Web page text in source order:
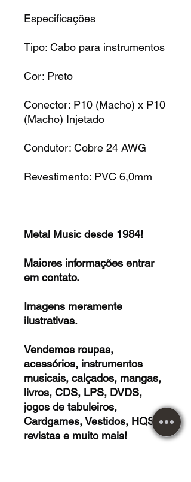
Especificações
Tipo: Cabo para instrumentos
Cor: Preto
Conector: P10 (Macho) x P10
(Macho) Injetado
Condutor: Cobre 24 AWG
Revestimento: PVC 6,0mm
Metal Music desde 1984!
Maiores informações entrar
em contato.
Imagens meramente
ilustrativas.
Vendemos roupas,
acessórios, instrumentos
musicais, calçados, mangas,
livros, CDS, LPS, DVDS,
jogos de tabuleiros,
Cardgames, Vestidos, HQS,
revistas e muito mais!